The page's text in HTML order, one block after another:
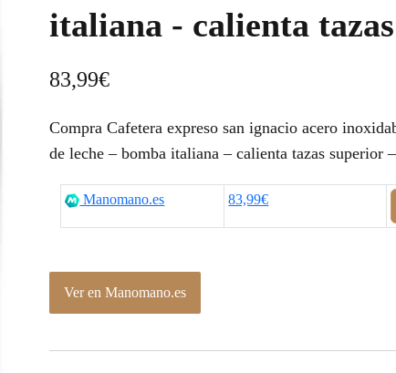
italiana - calienta
83,99€
Compra Cafetera expreso san ignacio acero
de leche – bomba italiana – calienta tazas superior
Manomano.es 83,99€
Ver en Manomano.es